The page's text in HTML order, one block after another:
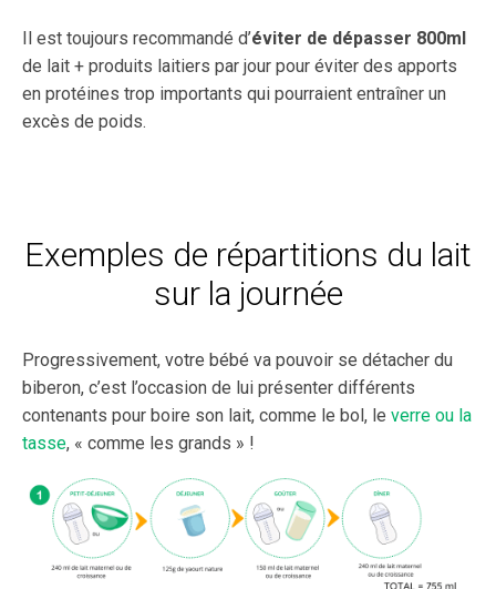
Il est toujours recommandé d’éviter de dépasser 800ml
de lait + produits laitiers par jour pour éviter des apports
en protéines trop importants qui pourraient entraîner un
excès de poids.
Exemples de répartitions du lait
sur la journée
Progressivement, votre bébé va pouvoir se détacher du
biberon, c’est l’occasion de lui présenter différents
contenants pour boire son lait, comme le bol, le verre ou la
tasse, « comme les grands » !